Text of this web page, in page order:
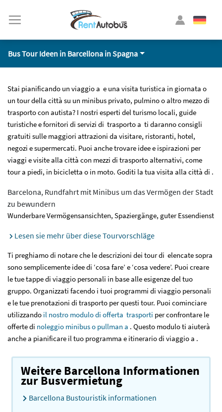
Bus Tour Ideen in Barcellona in Spagna
Stai pianificando un viaggio a e una visita turistica in giornata o
un tour della città su un minibus privato, pulmino o altro mezzo di
trasporto con autista? I nostri esperti del turismo locali, guide
turistiche e fornitori di servizi di trasporto a ti daranno consigli
gratuiti sulle maggiori attrazioni da visitare, ristoranti, hotel,
negozi e supermercati. Puoi anche trovare idee e ispirazioni per
viaggi e visite alla città con mezzi di trasporto alternativi, come
tour a piedi, in bicicletta o in moto. Goditi la tua visita alla città di .
Barcelona, Rundfahrt mit Minibus um das Vermögen der Stadt
zu bewundern
Wunderbare Vermögensansichten, Spaziergänge, guter Essendienst
Lesen sie mehr über diese Tourvorschläge
Ti preghiamo di notare che le descrizioni dei tour di elencate sopra
sono semplicemente idee di ‘cosa fare’ e ‘cosa vedere’. Puoi creare
le tue tappe di viaggio personali in base alle esigenze del tuo
gruppo. Organizzati facendo i tuoi programmi di viaggio personali
e le tue prenotazioni di trasporto per questi tour. Puoi cominciare
utilizzando il nostro modulo di offerta trasporti per confrontare le
offerte di noleggio minibus o pullman a . Questo modulo ti aiuterà
anche a pianificare il tuo programma e itinerario di viaggio a .
Weitere Barcellona Informationen
zur Busvermietung
Barcellona Bustouristik informationen